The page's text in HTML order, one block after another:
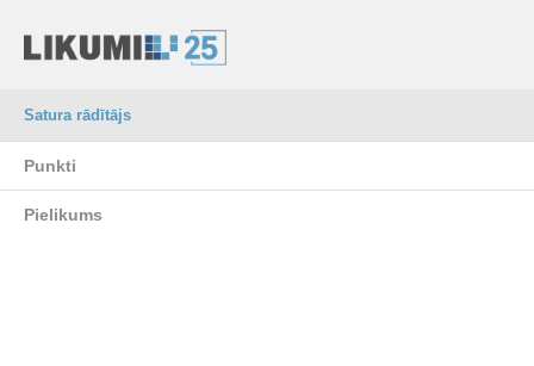
Satura rādītājs
Punkti
Pielikums